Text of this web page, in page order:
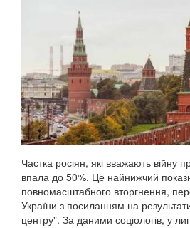
Частка росіян, які вважають війну
впала до 50%. Це найнижчий
повномасштабного вторгнення,
України з посиланням на
центру". За даними соціологів, у